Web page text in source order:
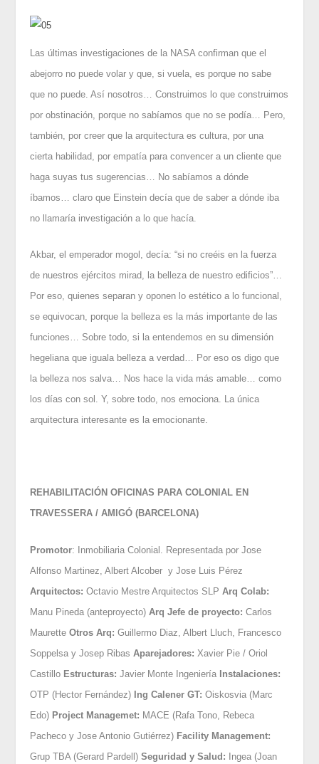
Las últimas investigaciones de la NASA confirman que el
abejorro no puede volar y que, si vuela, es porque no sabe
que no puede. Así nosotros… Construimos lo que construimos
por obstinación, porque no sabíamos que no se podía… Pero,
también, por creer que la arquitectura es cultura, por una
cierta habilidad, por empatía para convencer a un cliente que
haga suyas tus sugerencias… No sabíamos a dónde
íbamos… claro que Einstein decía que de saber a dónde iba
no llamaría investigación a lo que hacía.
Akbar, el emperador mogol, decía: “si no creéis en la fuerza
de nuestros ejércitos mirad, la belleza de nuestro edificios”…
Por eso, quienes separan y oponen lo estético a lo funcional,
se equivocan, porque la belleza es la más importante de las
funciones… Sobre todo, si la entendemos en su dimensión
hegeliana que iguala belleza a verdad… Por eso os digo que
la belleza nos salva… Nos hace la vida más amable… como
los días con sol. Y, sobre todo, nos emociona. La única
arquitectura interesante es la emocionante.
REHABILITACIÓN OFICINAS PARA COLONIAL EN
TRAVESSERA / AMIGÓ (BARCELONA)
Promotor: Inmobiliaria Colonial. Representada por Jose
Alfonso Martinez, Albert Alcober y Jose Luis Pérez
Arquitectos: Octavio Mestre Arquitectos SLP Arq Colab:
Manu Pineda (anteproyecto) Arq Jefe de proyecto: Carlos
MauretteOtros Arq: Guillermo Diaz, Albert Lluch, Francesco
Soppelsa y Josep Ribas Aparejadores: Xavier Pie / Oriol
Castillo Estructuras: Javier Monte Ingeniería Instalaciones:
OTP (Hector Fernández) Ing Calener GT: Oiskosvia (Marc
Edo) Project Managemet: MACE (Rafa Tono, Rebeca
Pacheco y Jose Antonio Gutiérrez) Facility Management:
Grup TBA (Gerard Pardell)Seguridad y Salud: Ingea (Joan